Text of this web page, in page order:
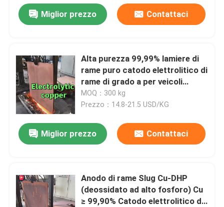
Miglior prezzo Contattaci
Alta purezza 99,99% lamiere di
rame puro catodo elettrolitico di
rame di grado a per veicoli
elettrici
MOQ：300 kg
Prezzo：14.8-21.5 USD/KG
Miglior prezzo Contattaci
Anodo di rame Slug Cu-DHP
(deossidato ad alto fosforo) Cu
≥ 99,90% Catodo elettrolitico di